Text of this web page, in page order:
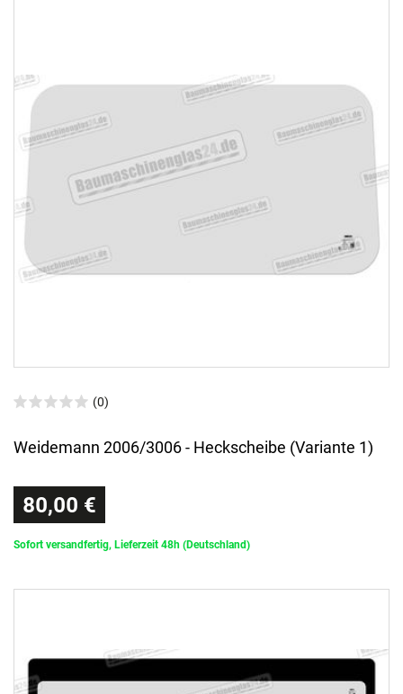
(0)
Weidemann 2006/3006 - Heckscheibe (Variante 1)
80,00 €
Sofort versandfertig, Lieferzeit 48h (Deutschland)